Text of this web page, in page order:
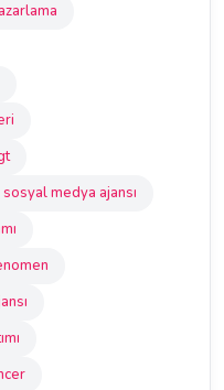
medya ajansı